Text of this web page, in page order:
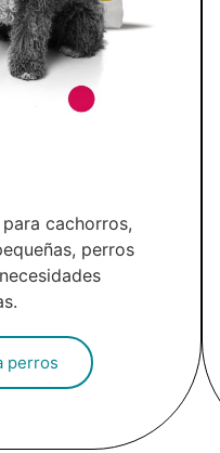
cachorros,
perros
perros